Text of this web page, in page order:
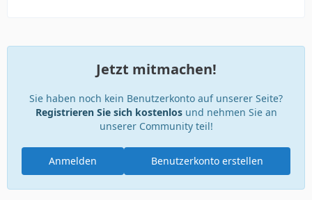
Jetzt mitmachen!
Sie haben noch kein Benutzerkonto auf unserer Seite?
Registrieren Sie sich kostenlosund nehmen Sie an
unserer Community teil!
Benutzerkonto erstellen
Anmelden